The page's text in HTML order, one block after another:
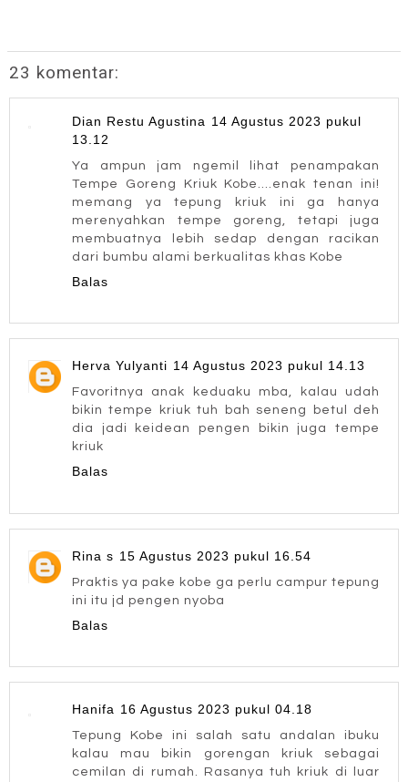
23 komentar:
Dian Restu Agustina 14 Agustus 2023 pukul
13.12
Ya ampun jam ngemil lihat penampakan
Tempe Goreng Kriuk Kobe....enak tenan ini!
memang ya tepung kriuk ini ga hanya
merenyahkan tempe goreng, tetapi juga
membuatnya lebih sedap dengan racikan
dari bumbu alami berkualitas khas Kobe
Balas
Herva Yulyanti 14 Agustus 2023 pukul 14.13
Favoritnya anak keduaku mba, kalau udah
bikin tempe kriuk tuh bah seneng betul deh
dia jadi keidean pengen bikin juga tempe
kriuk
Balas
Rina s 15 Agustus 2023 pukul 16.54
Praktis ya pake kobe ga perlu campur tepung
ini itu jd pengen nyoba
Balas
Hanifa 16 Agustus 2023 pukul 04.18
Tepung Kobe ini salah satu andalan ibuku
kalau mau bikin gorengan kriuk sebagai
cemilan di rumah. Rasanya tuh kriuk di luar